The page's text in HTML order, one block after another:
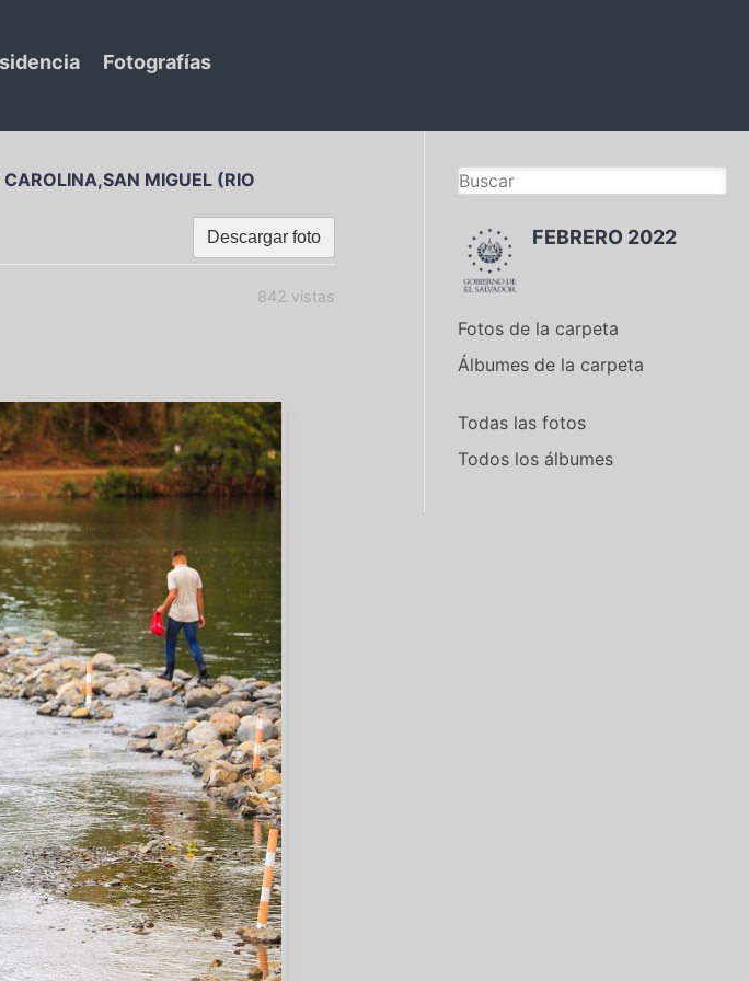
Fotografías
MIGUEL (RIO
Descargar foto
842 vistas
FEBRERO 2022
Fotos de la carpeta
Álbumes de la carpeta
Todas las fotos
Todos los álbumes